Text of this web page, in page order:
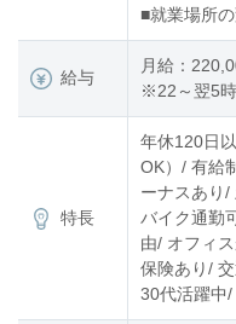
■就業場所
給与
月給：
※22～翌5
特長
年休120日
OK）/ 有給
ーナスあり/
バイク通勤
由/ オフィ
保険あり/
30代活躍中